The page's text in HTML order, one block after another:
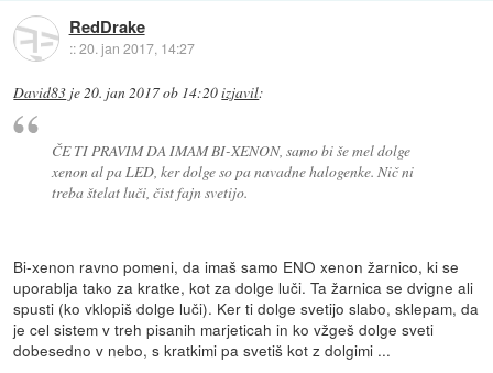
RedDrake
::20. jan 2017, 14:27
David83 je20. jan 2017 ob 14:20izjavil:
ČE TI PRAVIM DA IMAM BI-XENON, samo bi še mel dolge
xenon al pa LED, ker dolge so pa navadne halogenke. Nič ni
treba štelat luči, čist fajn svetijo.
Bi-xenon ravno pomeni, da imaš samo ENO xenon žarnico, ki se
uporablja tako za kratke, kot za dolge luči. Ta žarnica se dvigne ali
spusti (ko vklopiš dolge luči). Ker ti dolge svetijo slabo, sklepam, da
je cel sistem v treh pisanih marjeticah in ko vžgeš dolge sveti
dobesedno v nebo, s kratkimi pa svetiš kot z dolgimi ...